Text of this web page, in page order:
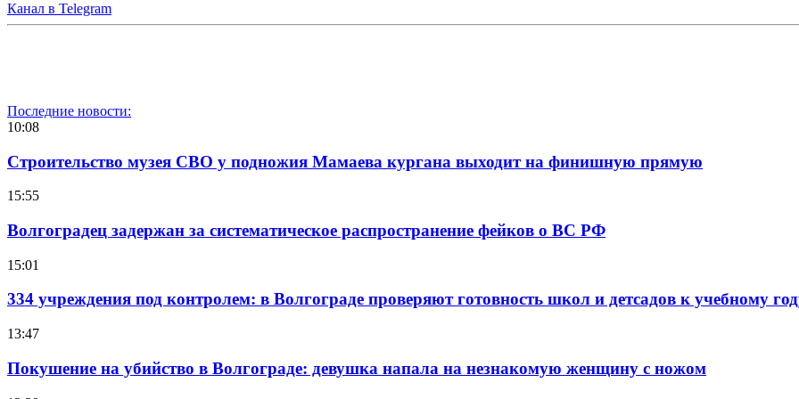
Канал в Telegram
Последние новости:
10:08
Строительство музея СВО у подножия Мамаева кургана выходит на финишную прямую
15:55
Волгоградец задержан за систематическое распространение фейков о ВС РФ
15:01
334 учреждения под контролем: в Волгограде проверяют готовность школ и детсадов к учебному
13:47
Покушение на убийство в Волгограде: девушка напала на незнакомую женщину с ножом